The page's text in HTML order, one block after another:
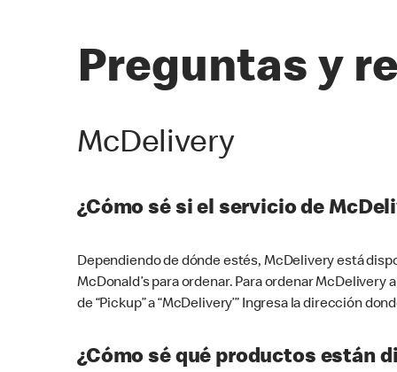
Preguntas y
McDelivery
¿Cómo sé si el servicio de
Dependiendo de dónde estés, McDelivery está
McDonald’s para ordenar. Para ordenar McDelivery
de “Pickup” a “McDelivery’” Ingresa la dirección
¿Cómo sé qué productos están